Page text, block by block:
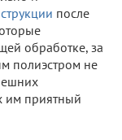
после
обработке, за
полиэстром не
им приятный